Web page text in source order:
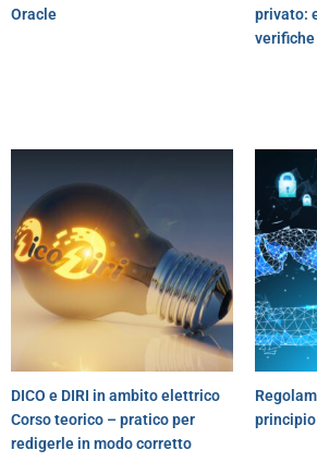
Oracle
privato:
DICO e DIRI in ambito elettrico
Corso teorico – pratico per
redigerle in modo corretto